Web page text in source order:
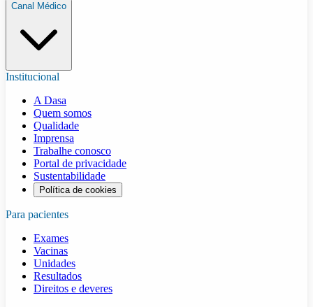
Canal Médico
Institucional
A Dasa
Quem somos
Qualidade
Imprensa
Trabalhe conosco
Portal de privacidade
Sustentabilidade
Política de cookies
Para pacientes
Exames
Vacinas
Unidades
Resultados
Direitos e deveres